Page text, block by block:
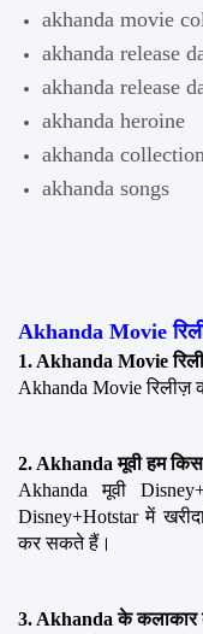
akhanda movie
akhanda release
akhanda release
akhanda heroine
akhanda
akhanda songs
Akhanda Movie
1. Akhanda Movie
Akhanda Movie रिलीज़
2. Akhanda मूवी हम
Akhanda मूवी
Disney+Hotstar में
कर सकते हैं।
3. Akhanda के कलाकार